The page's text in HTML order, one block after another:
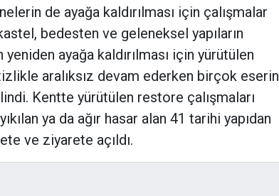
de ayağa kaldırılması için çalışmalar
bedesten ve geleneksel yapıların
ayağa kaldırılması için yürütülen
aralıksız devam ederken birçok eserin
Kentte yürütülen restore çalışmaları
ya da ağır hasar alan 41 tarihi yapıdan
ve ziyarete açıldı.